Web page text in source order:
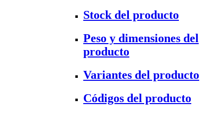
Stock del producto
Peso y dimensiones del
producto
Variantes del producto
Códigos del producto